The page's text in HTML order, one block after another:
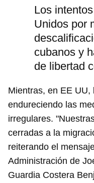
Los
Unidos por
cubanos y
de libertad
Mientras, en EE
endureciendo las
irregulares.
cerradas a la
reiterando el
Administración de
Guardia Costera